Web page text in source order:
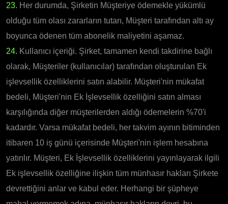
23. Her durumda, Şirketin Müşteriye ödemekle yükümlü
olduğu tüm olası zararların tutarı, Müşteri tarafından altı ay
boyunca ödenen tüm abonelik maliyetini aşamaz.
24. Kullanıcı içeriği. Şirket, tamamen kendi takdirine bağlı
olarak, Müşteriler (kullanıcılar) tarafından oluşturulan Ek
işlevsellik özelliklerini satın alabilir. Müşteri'nin mükafat
bedeli, Müşteri'nin Ek İşlevsellik özelliğini satın alması
karşılığında diğer müşterilerden aldığı ödemelerin %70'i
kadardır. Varsa mükafat bedeli, her takvim ayının bitiminden
itibaren 10 iş günü içerisinde Müşteri'nin işlem hesabına
yatırılır. Müşteri, Ek İşlevsellik özelliklerini yayınlayarak ilgili
Ek işlevsellik özelliğine ilişkin tüm münhasır hakları Şirkete
devrettiğini anlar ve kabul eder. Herhangi bir şüpheye